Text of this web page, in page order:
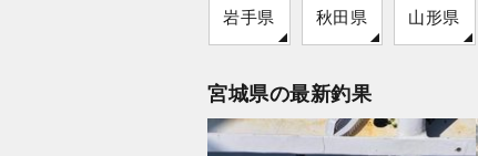
岩手県 秋田県 山形県
宮城県の最新釣果